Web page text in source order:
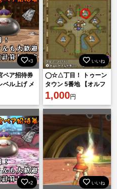
×3
ペア招待券
ベル上げ メ
ルペア メタ
いいね
◯☆△丁目！ トゥーン
タウン 5番地 【オルフ
ェア住宅村／土地】 ド
ラクエ10
1,000円
×2 いいね